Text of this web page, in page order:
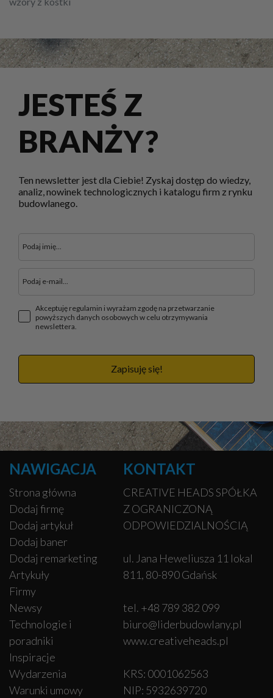
JESTEŚ Z
BRANŻY?
Ten newsletter jest dla Ciebie! Zyskaj dostęp do wiedzy,
analiz, nowinek technologicznych i katalogu firm z rynku
budowlanego.
Akceptuję regulamin i wyrażam zgodę na przetwarzanie
powyższych danych osobowych w celu otrzymywania
newslettera.
Zapisuję się!
NAWIGACJA
Strona główna
Dodaj firmę
Dodaj artykuł
Dodaj baner
Dodaj remarketing
Artykuły
Firmy
Newsy
Technologie i
poradniki
Inspiracje
Wydarzenia
Warunki umowy
KONTAKT
CREATIVE HEADS SPÓŁKA
Z OGRANICZONĄ
ODPOWIEDZIALNOŚCIĄ
ul. Jana Heweliusza 11 lokal
811, 80-890 Gdańsk
tel. +48 789 382 099
biuro@liderbudowlany.pl
www.creativeheads.pl
KRS: 0001062563
NIP: 5932639720